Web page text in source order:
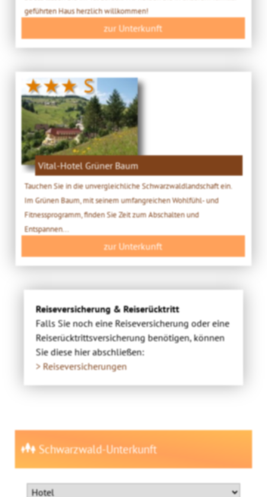
geführten Haus herzlich willkommen!
zur Unterkunft
★★★ S
Vital-Hotel Grüner Baum
Tauchen Sie in die unvergleichliche Schwarzwaldlandschaft ein.
Im Grünen Baum, mit seinem umfangreichen Wohlfühl- und
Fitnessprogramm, finden Sie Zeit zum Abschalten und
Entspannen...
zur Unterkunft
Reiseversicherung & Reiserücktritt
Falls Sie noch eine Reiseversicherung oder eine
Reiserücktrittsversicherung benötigen, können
Sie diese hier abschließen:
> Reiseversicherungen
Schwarzwald-Unterkunft